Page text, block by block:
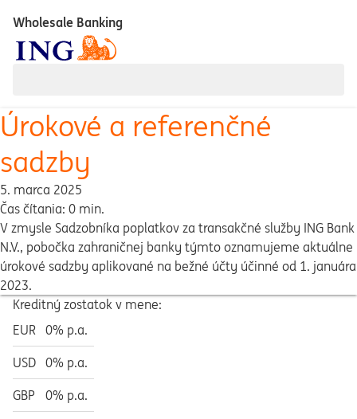
Wholesale Banking
Úrokové a referenčné
sadzby
5. marca 2025
Čas čítania: 0 min.
V zmysle Sadzobníka poplatkov za transakčné služby ING Bank
N.V., pobočka zahraničnej banky týmto oznamujeme aktuálne
úrokové sadzby aplikované na bežné účty účinné od 1. januára
2023.
Kreditný zostatok v mene:
EUR 0% p.a.
USD 0% p.a.
GBP 0% p.a.